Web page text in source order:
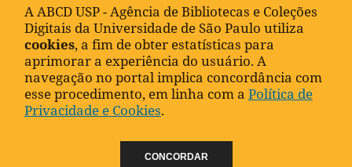
(ABCD-USP).
A ABCD USP - Agência de Bibliotecas e Coleções
Digitais da Universidade de São Paulo utiliza
cookies, a fim de obter estatísticas para
aprimorar a experiência do usuário. A
navegação no portal implica concordância com
esse procedimento, em linha com a Política de
Privacidade e Cookies.
CONCORDAR